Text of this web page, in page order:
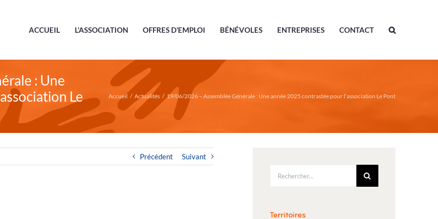
ACCUEIL L’ASSOCIATION OFFRES D’EMPLOI BÉNÉVOLES ENTREPRISES CONTACT
: Une
Le
Accueil / Actualités / 19/06/2026 – Assemblée Générale : Une année 2025 contrastée pour l’association Le Pont
Précédent Suivant
Rechercher:
Territoires